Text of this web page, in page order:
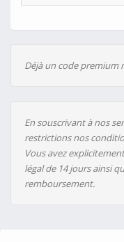
Déjà un code premium
En souscrivant à nos
restrictions nos
Vous avez
légal de 14 jours ainsi
remboursement.